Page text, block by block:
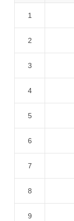
1
2
3
4
5
6
7
8
9